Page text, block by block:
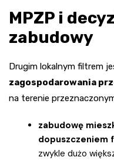
MPZP i
zabudowy
Drugim lokalnym filtrem
zagospodarowania
na terenie
zabudowę
dopuszczeniem
zwykle dużo